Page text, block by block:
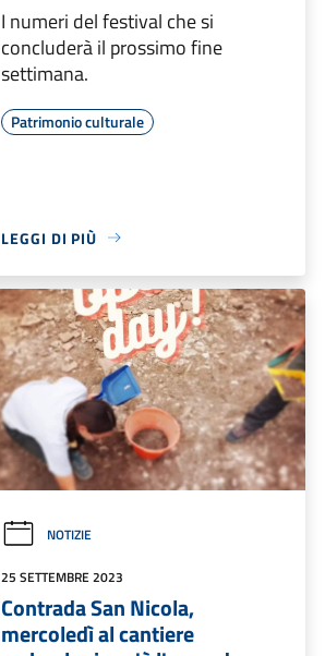
I numeri del festival che si
concluderà il prossimo fine
settimana.
Patrimonio culturale
LEGGI DI PIÙ
NOTIZIE
25 SETTEMBRE 2023
Contrada San Nicola,
mercoledì al cantiere